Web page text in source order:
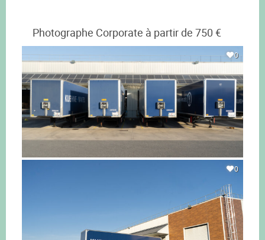
Photographe Corporate à partir de 750 €
0
0